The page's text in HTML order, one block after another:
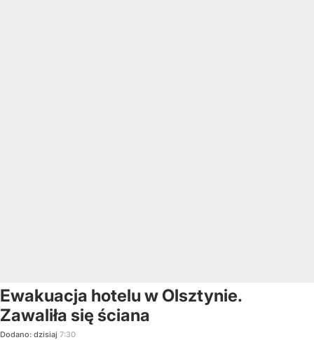
Ewakuacja hotelu w Olsztynie.
Zawaliła się ściana
Dodano: dzisiaj 7:30